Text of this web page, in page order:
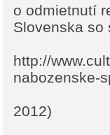
o odmietnutí
Slovenska so
http://
nabozenske-
2012)